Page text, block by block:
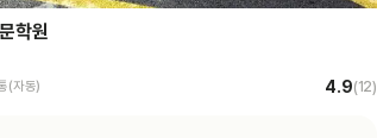
학원
(자동) 4.9(12)